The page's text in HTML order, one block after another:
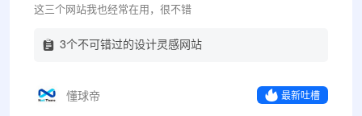
这三个网站我也经常在用，很不错
3个不可错过的设计灵感网站
懂球帝 最新吐槽